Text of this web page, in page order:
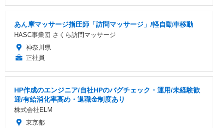
あん摩マッサージ指圧師「訪問マッサージ」/軽自動車移動
HASC事業団 さくら訪問マッサージ
神奈川県
正社員
HP作成のエンジニア/自社HPのバグチェック・運用/未経験歓
迎/有給消化率高め・退職金制度あり
株式会社ELM
東京都